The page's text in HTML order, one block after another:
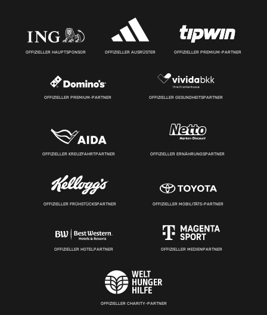
OFFIZIELLER HAUPTSPONSOR OFFIZIELLER AUSRÜSTER OFFIZIELLER PREMIUM-PARTNER
OFFIZIELLER PREMIUM-PARTNER OFFIZIELLER GESUNDHEITSPARTNER
OFFIZIELLER KREUZFAHRTPARTNER OFFIZIELLER ERNÄHRUNGSPARTNER
OFFIZIELLER FRÜHSTÜCKSPARTNER OFFIZIELLER MOBILITÄTS-PARTNER
OFFIZIELLER HOTELPARTNER OFFIZIELLER MEDIENPARTNER
OFFIZIELLER CHARITY-PARTNER